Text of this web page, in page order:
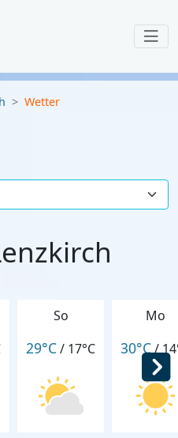
Wetter
So
29°C/ 17°C
Mo
30°C/